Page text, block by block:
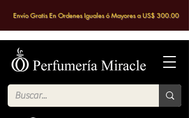
Envío Gratis En Ordenes Iguales ó Mayores a US$ 300.00